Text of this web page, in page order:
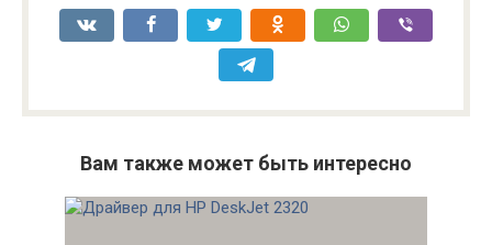
Вам также может быть интересно